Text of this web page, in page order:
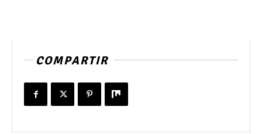
COMPARTIR